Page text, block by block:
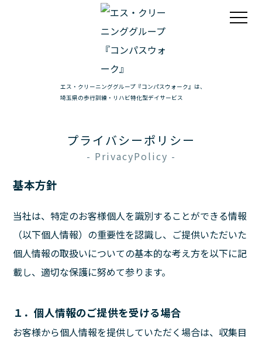
エス・クリーニンググループ『コンパスウォーク』は、
埼玉県の歩行訓練・リハビ特化型デイサービス
プライバシーポリシー
- PrivacyPolicy -
基本方針
当社は、特定のお客様個人を識別することができる情報
（以下個人情報）の重要性を認識し、ご提供いただいた
個人情報の取扱いについての基本的な考え方を以下に記
載し、適切な保護に努めて参ります。
１．個人情報のご提供を受ける場合
お客様から個人情報を提供していただく場合は、収集目